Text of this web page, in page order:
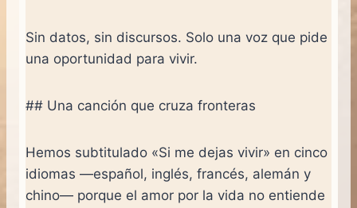
Sin datos, sin discursos. Solo una voz que pide
una oportunidad para vivir.
## Una canción que cruza fronteras
Hemos subtitulado «Si me dejas vivir» en cinco
idiomas —español, inglés, francés, alemán y
chino— porque el amor por la vida no entiende